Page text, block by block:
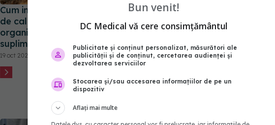
Cum influențează suplimentele
de calciu sănătatea oaselor și a
organismului. Cine ar trebui să ia
suplimente de calciu
19 oct 2024, 23:06
Primele semne că ai artrită
reumatoidă. Ce presupune
tratamentul și ce se întâmplă
dacă nu îl începi la timp
01 oct 2024, 23:58
Bun venit!
DC Medical vă cere consimțământul
Publicitate și conținut personalizat, măsurători ale
publicității și de conținut, cercetarea audienței și
dezvoltarea serviciilor
Stocarea și/sau accesarea informațiilor de pe un
dispozitiv
Aflați mai multe